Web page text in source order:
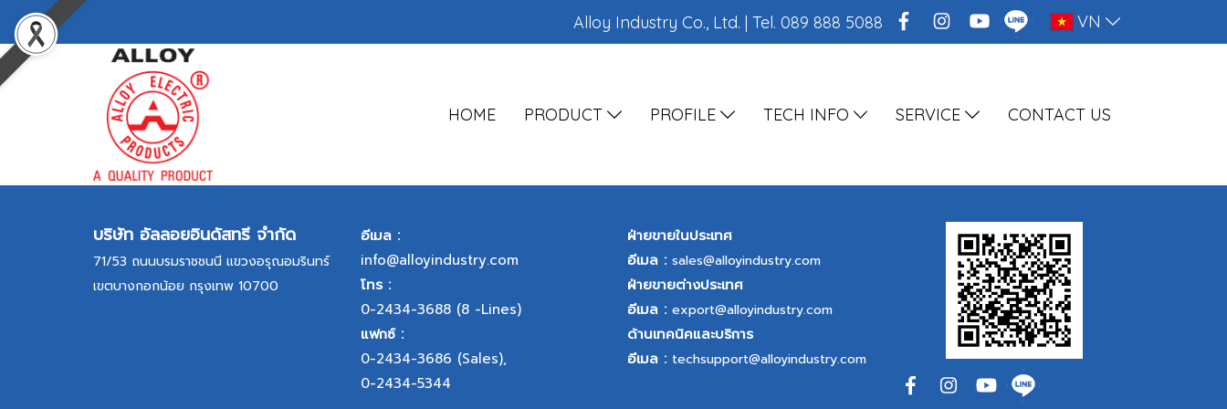
Alloy Industry Co., Ltd. | Tel. 089 888 5088 VN
HOME PRODUCT PROFILE TECH INFO SERVICE CONTACT US
บริษัท อัลลอยอินดัสทรี จำกัด
71/53 ถนนบรมราชชนนี แขวงอรุณอมรินทร์
เขตบางกอกน้อย กรุงเทพ 10700
อีเมล :
info@alloyindustry.com
โทร :
0-2434-3688(8 -Lines)
แฟกซ์ :
0-2434-3686 (Sales),
0-2434-5344
ฝ่ายขายในประเทศ
อีเมล : sales@alloyindustry.com
ฝ่ายขายต่างประเทศ
อีเมล : export@alloyindustry.com
ด้านเทคนิคและบริการ
อีเมล : techsupport@alloyindustry.com